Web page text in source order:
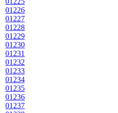
01226
01227
01228
01229
01230
01231
01232
01233
01234
01235
01236
01237